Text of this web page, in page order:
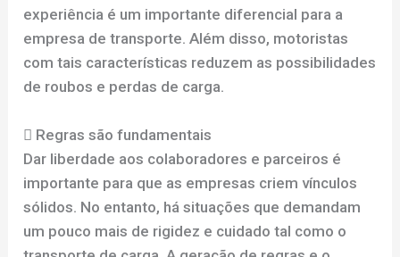
experiência é um importante diferencial para a
empresa de transporte. Além disso, motoristas
com tais características reduzem as possibilidades
de roubos e perdas de carga.
 Regras são fundamentais
Dar liberdade aos colaboradores e parceiros é
importante para que as empresas criem vínculos
sólidos. No entanto, há situações que demandam
um pouco mais de rigidez e cuidado tal como o